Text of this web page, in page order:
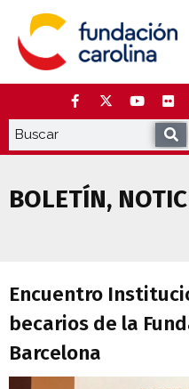
contenido
BOLETÍN,
Encuentro
becarios de la
Barcelona